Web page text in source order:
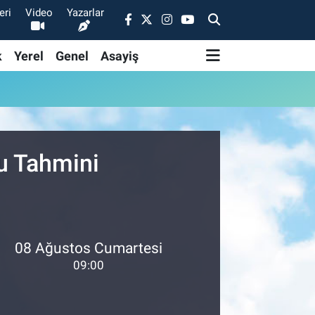
Video Yazarlar
Yerel Genel Asayiş
Tahmini
08 Ağustos Cumartesi
09:00